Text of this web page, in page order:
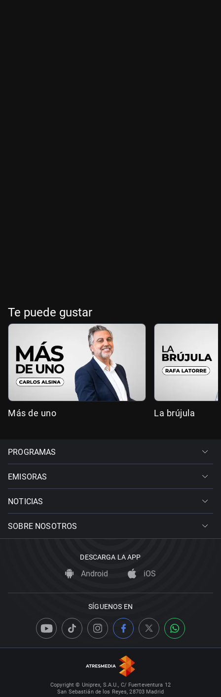
Te puede gustar
Más de uno La brújula
PROGRAMAS
EMISORAS
NOTICIAS
SOBRE NOSOTROS
DESCARGA LA APP
Android iOS
SÍGUENOS EN
Copyright © Uniprex, S.A.U., C/ Fuerteventura 12
San Sebastián de los Reyes, 28703 Madrid